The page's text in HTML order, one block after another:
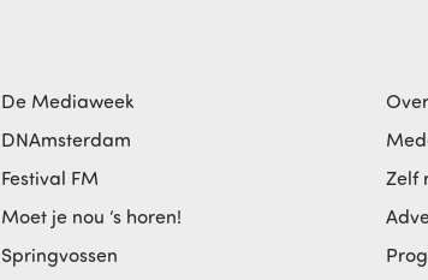
De Mediaweek
DNAmsterdam
Festival FM
Moet je nou ‘s horen!
Springvossen
Zelf